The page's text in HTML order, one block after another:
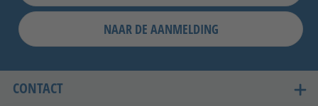
NAAR DE AANMELDING
CONTACT